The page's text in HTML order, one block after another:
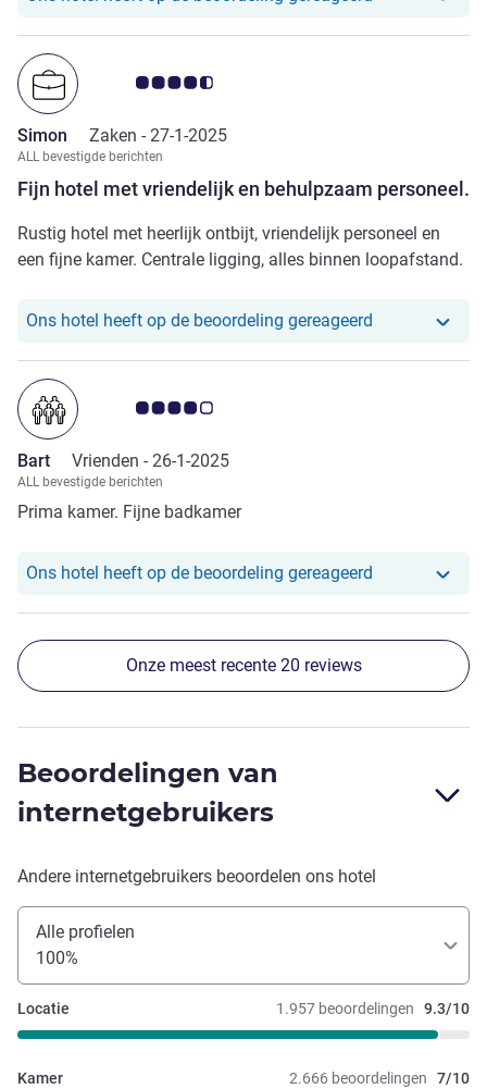
Fijn hotel met vriendelijk en behulpzaam personeel.
Avis-klantbeoordeling 4.5/5
Simon Zaken - 27-1-2025
ALL bevestigde berichten
Rustig hotel met heerlijk ontbijt, vriendelijk personeel en
een fijne kamer. Centrale ligging, alles binnen loopafstand.
Ons hotel heeft op de beoordeling gereageerd Ons hotel
Avis-klantbeoordeling 4.0/5
Bart Vrienden - 26-1-2025
ALL bevestigde berichten
Prima kamer. Fijne badkamer
Ons hotel heeft op de beoordeling gereageerd Ons hotel
Onze meest recente 20 reviews
Beoordelingen van
internetgebruikers
Andere internetgebruikers beoordelen ons hotel
Alle profielen
100%
1.957 beoordelingen 9.3/10
Locatie
2.666 beoordelingen 7/10
Kamer